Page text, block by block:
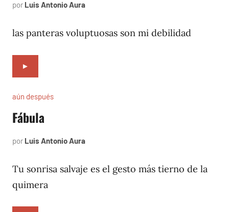
por Luis Antonio Aura
2023
las panteras voluptuosas son mi debilidad
►
aún después
Fábula
por Luis Antonio Aura
2004
Tu sonrisa salvaje es el gesto más tierno de la
quimera